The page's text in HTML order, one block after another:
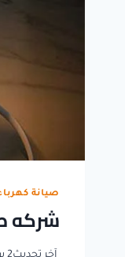
صيانة
شركه